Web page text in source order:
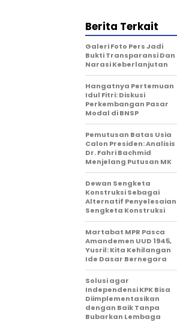
Berita Terkait
Galeri Foto Pers Jadi
Bukti Transparansi Dan
Narasi Keberlanjutan
Hangatnya Pertemuan
Idul Fitri: Diskusi
Perkembangan Pasar
Modal di BNSP
Pemutusan Batas Usia
Calon Presiden: Analisis
Dr. Fahri Bachmid
Menjelang Putusan MK
Dewan Sengketa
Konstruksi Sebagai
Alternatif Penyelesaian
Sengketa Konstruksi
Martabat MPR Pasca
Amandemen UUD 1945,
Yusril: Kita Kehilangan
Ide Dasar Bernegara
Solusi agar
Independensi KPK Bisa
Diimplementasikan
dengan Baik Tanpa
Bubarkan Lembaga